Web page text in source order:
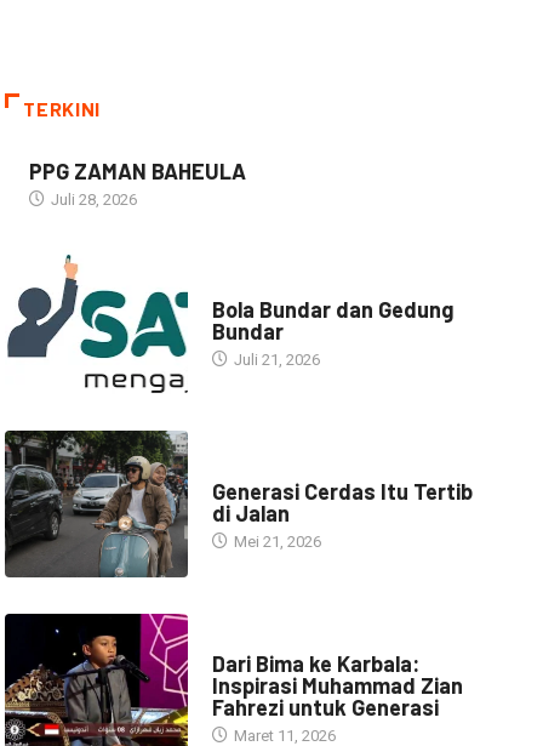
TERKINI
PPG ZAMAN BAHEULA
Juli 28, 2026
Bola Bundar dan Gedung
Bundar
Juli 21, 2026
Generasi Cerdas Itu Tertib
di Jalan
Mei 21, 2026
Dari Bima ke Karbala:
Inspirasi Muhammad Zian
Fahrezi untuk Generasi
Maret 11, 2026